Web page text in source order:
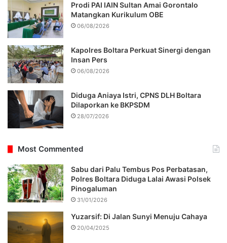
Prodi PAI IAIN Sultan Amai Gorontalo
Matangkan Kurikulum OBE
06/08/2026
Kapolres Boltara Perkuat Sinergi dengan
Insan Pers
06/08/2026
Diduga Aniaya Istri, CPNS DLH Boltara
Dilaporkan ke BKPSDM
28/07/2026
Most Commented
Sabu dari Palu Tembus Pos Perbatasan,
Polres Boltara Diduga Lalai Awasi Polsek
Pinogaluman
31/01/2026
Yuzarsif: Di Jalan Sunyi Menuju Cahaya
20/04/2025